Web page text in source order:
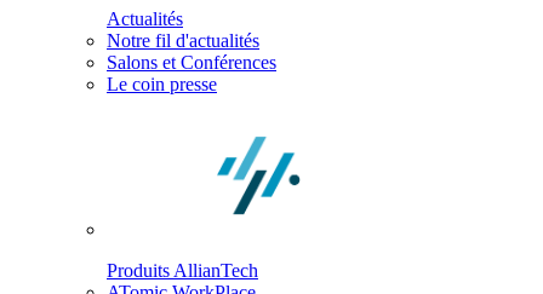
Actualités
Notre fil d'actualités
Salons et Conférences
Le coin presse
Produits AllianTech